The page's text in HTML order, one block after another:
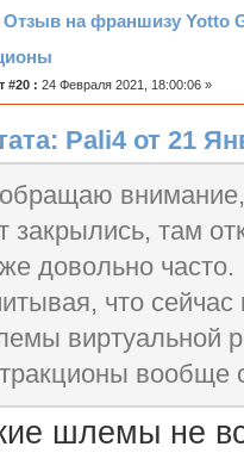
Отзыв на франшизу Yotto
#20 : 24 Февраля 2021, 18:00:06 »
Pali4 от 21
внимание,
закрылись, там
довольно часто.
что
виртуальной
вообще
шлемы не